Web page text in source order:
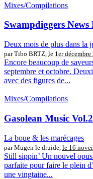
Mixes/Compilations
Swampdiggers News
Deux mois de plus dans la
par Tibo BRTZ, le 1er décembre
Encore beaucoup de
septembre et octobre.
avec des figures de...
Mixes/Compilations
Gasolean Music Vol.2
La boue & les marécages
par Mugen le druide, le 16
Still sippin’ Un nouvel
parfaite pour faire le plein
une vingtaine...